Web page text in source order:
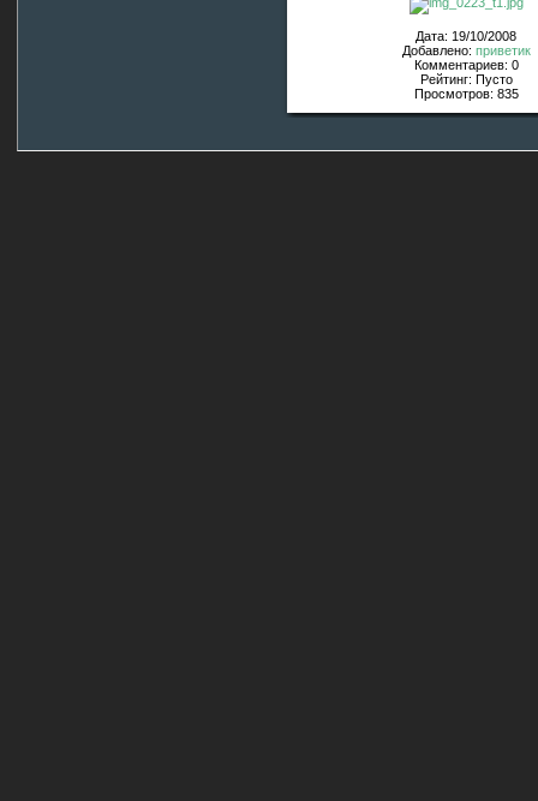
Дата: 19/10/2008
Добавлено: приветик
Комментариев: 0
Рейтинг: Пусто
Просмотров: 835